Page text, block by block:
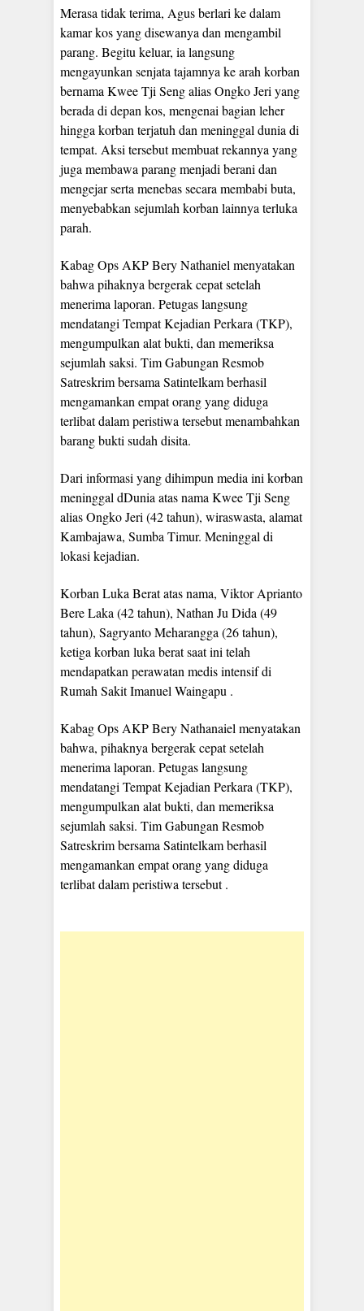
Merasa tidak terima, Agus berlari ke dalam
kamar kos yang disewanya dan mengambil
parang. Begitu keluar, ia langsung
mengayunkan senjata tajamnya ke arah korban
bernama Kwee Tji Seng alias Ongko Jeri yang
berada di depan kos, mengenai bagian leher
hingga korban terjatuh dan meninggal dunia di
tempat. Aksi tersebut membuat rekannya yang
juga membawa parang menjadi berani dan
mengejar serta menebas secara membabi buta,
menyebabkan sejumlah korban lainnya terluka
parah.
Kabag Ops AKP Bery Nathaniel menyatakan
bahwa pihaknya bergerak cepat setelah
menerima laporan. Petugas langsung
mendatangi Tempat Kejadian Perkara (TKP),
mengumpulkan alat bukti, dan memeriksa
sejumlah saksi. Tim Gabungan Resmob
Satreskrim bersama Satintelkam berhasil
mengamankan empat orang yang diduga
terlibat dalam peristiwa tersebut menambahkan
barang bukti sudah disita.
Dari informasi yang dihimpun media ini korban
meninggal dDunia atas nama Kwee Tji Seng
alias Ongko Jeri (42 tahun), wiraswasta, alamat
Kambajawa, Sumba Timur. Meninggal di
lokasi kejadian.
Korban Luka Berat atas nama, Viktor Aprianto
Bere Laka (42 tahun), Nathan Ju Dida (49
tahun), Sagryanto Meharangga (26 tahun),
ketiga korban luka berat saat ini telah
mendapatkan perawatan medis intensif di
Rumah Sakit Imanuel Waingapu .
Kabag Ops AKP Bery Nathanaiel menyatakan
bahwa, pihaknya bergerak cepat setelah
menerima laporan. Petugas langsung
mendatangi Tempat Kejadian Perkara (TKP),
mengumpulkan alat bukti, dan memeriksa
sejumlah saksi. Tim Gabungan Resmob
Satreskrim bersama Satintelkam berhasil
mengamankan empat orang yang diduga
terlibat dalam peristiwa tersebut .